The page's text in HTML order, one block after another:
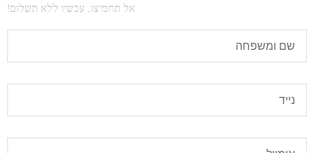
אל תחמיצו, עכשיו ללא תשלום!